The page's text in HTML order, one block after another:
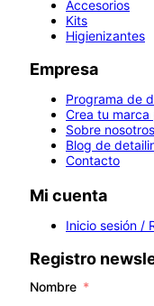
Accesorios
Kits
Higienizantes
Empresa
Programa de
Crea tu marca
Sobre nosotros
Blog de
Contacto
Mi cuenta
Inicio sesión /
Registro
Nombre